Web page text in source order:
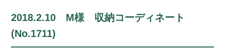
2018.2.10 M様 収納コーディネート
(No.1711)